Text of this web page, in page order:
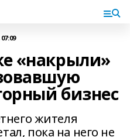
«накрыли»
бизнес
жителя
пока на него не